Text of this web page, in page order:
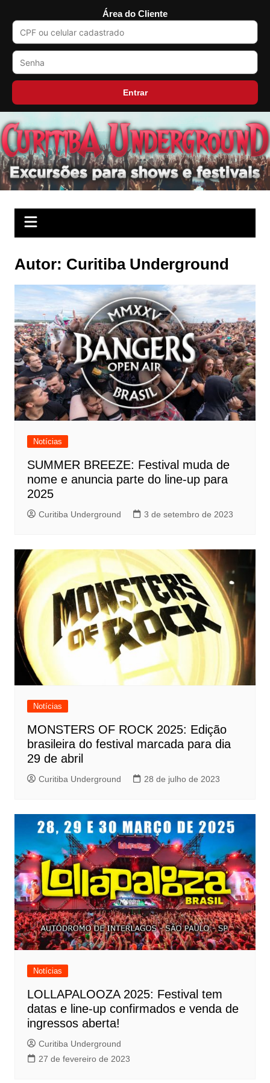
Área do Cliente
Entrar
para
o
conteúdo
Autor: Curitiba Underground
Notícias
SUMMER BREEZE: Festival muda de
nome e anuncia parte do line-up para
2025
Curitiba Underground 3 de setembro de 2023
Notícias
MONSTERS OF ROCK 2025: Edição
brasileira do festival marcada para dia
29 de abril
Curitiba Underground 28 de julho de 2023
Notícias
LOLLAPALOOZA 2025: Festival tem
datas e line-up confirmados e venda de
ingressos aberta!
Curitiba Underground
27 de fevereiro de 2023